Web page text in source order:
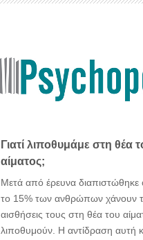
Γιατί λιποθυμάμε στη θέα
αίματος;
Mετά από έρευνα διαπιστώθηκε
το 15% των ανθρώπων χάνουν
αισθήσεις τους στη θέα του
λιποθυμούν. Η αντίδραση αυτή